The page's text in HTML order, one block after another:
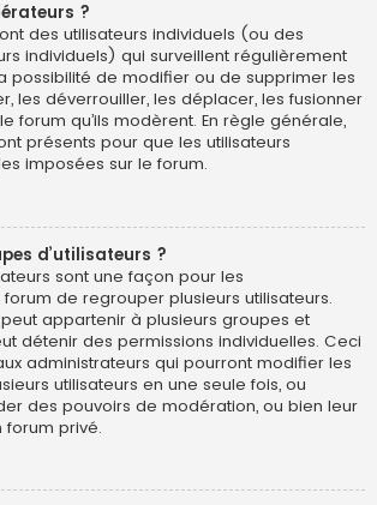
?
des utilisateurs individuels (ou des
individuels) qui surveillent régulièrement
possibilité de modifier ou de supprimer les
les déverrouiller, les déplacer, les fusionner
forum qu’ils modèrent. En règle générale,
présents pour que les utilisateurs
imposées sur le forum.
d’utilisateurs ?
sont une façon pour les
de regrouper plusieurs utilisateurs.
appartenir à plusieurs groupes et
détenir des permissions individuelles. Ceci
administrateurs qui pourront modifier les
utilisateurs en une seule fois, ou
des pouvoirs de modération, ou bien leur
privé.